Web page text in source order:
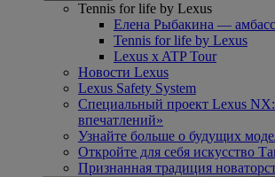
Tennis for life by Lexus
Елена Рыбакина —
Tennis for life by Lexus
Lexus x ATP Tour
Новости Lexus
Lexus Safety System
Специальный проект Lexus
впечатлений»
Узнайте больше о будущих
Откройте для себя искусство
Признанная традиция